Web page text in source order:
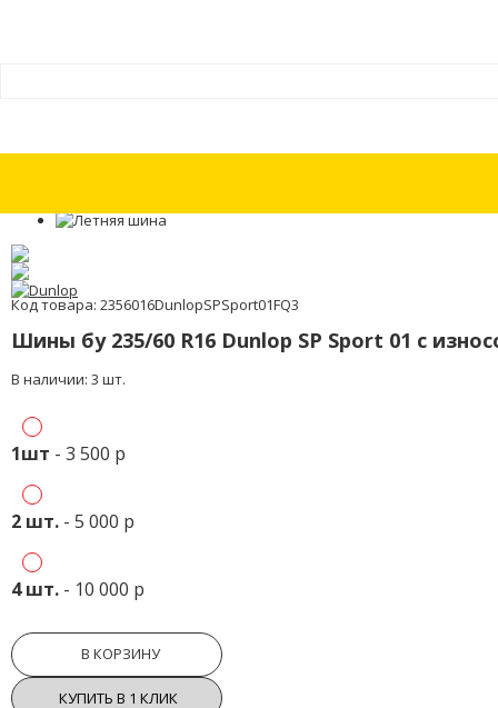
Код товара: 2356016DunlopSPSport01FQ3
Шины бу 235/60 R16 Dunlop SP Sport 01 с
В наличии: 3 шт.
1шт - 3 500 р
2 шт. - 5 000 р
4 шт. - 10 000 р
В КОРЗИНУ
КУПИТЬ В 1 КЛИК